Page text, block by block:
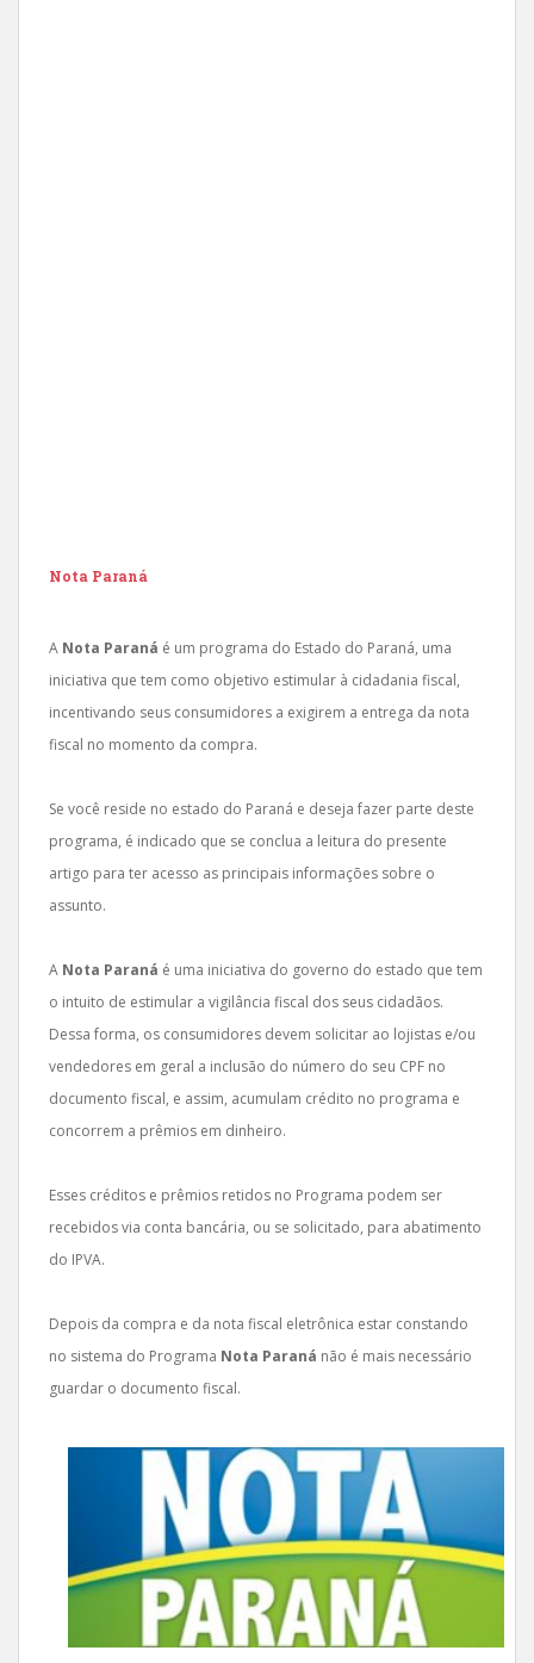
Nota Paraná
A Nota Paraná é um programa do Estado do Paraná, uma
iniciativa que tem como objetivo estimular à cidadania fiscal,
incentivando seus consumidores a exigirem a entrega da nota
fiscal no momento da compra.
Se você reside no estado do Paraná e deseja fazer parte deste
programa, é indicado que se conclua a leitura do presente
artigo para ter acesso as principais informações sobre o
assunto.
A Nota Paraná é uma iniciativa do governo do estado que tem
o intuito de estimular a vigilância fiscal dos seus cidadãos.
Dessa forma, os consumidores devem solicitar ao lojistas e/ou
vendedores em geral a inclusão do número do seu CPF no
documento fiscal, e assim, acumulam crédito no programa e
concorrem a prêmios em dinheiro.
Esses créditos e prêmios retidos no Programa podem ser
recebidos via conta bancária, ou se solicitado, para abatimento
do IPVA.
Depois da compra e da nota fiscal eletrônica estar constando
no sistema do Programa Nota Paraná não é mais necessário
guardar o documento fiscal.